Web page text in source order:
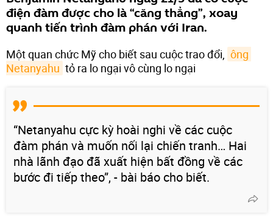
điện đàm được cho là “căng thẳng”, xoay
quanh tiến trình đàm phán với Iran.
Một quan chức Mỹ cho biết sau cuộc trao đổi, ông
Netanyahu tỏ ra lo ngại vô cùng lo ngại
“Netanyahu cực kỳ hoài nghi về các cuộc
đàm phán và muốn nối lại chiến tranh… Hai
nhà lãnh đạo đã xuất hiện bất đồng về các
bước đi tiếp theo”, - bài báo cho biết.